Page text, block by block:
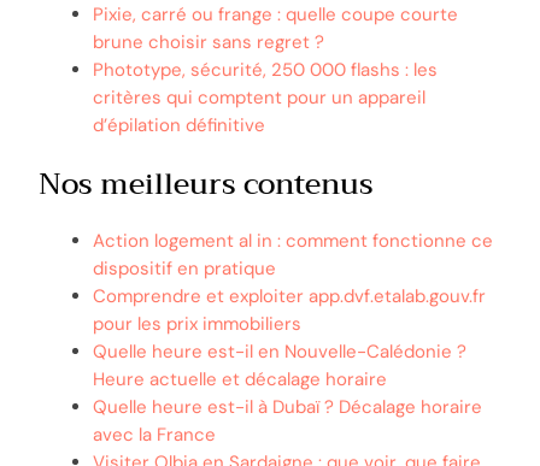
Pixie, carré ou frange : quelle coupe courte
brune choisir sans regret ?
Phototype, sécurité, 250 000 flashs : les
critères qui comptent pour un appareil
d’épilation définitive
Nos meilleurs contenus
Action logement al in : comment fonctionne ce
dispositif en pratique
Comprendre et exploiter app.dvf.etalab.gouv.fr
pour les prix immobiliers
Quelle heure est-il en Nouvelle-Calédonie ?
Heure actuelle et décalage horaire
Quelle heure est-il à Dubaï ? Décalage horaire
avec la France